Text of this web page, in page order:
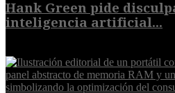
Hank Green pide
inteligencia artificial...